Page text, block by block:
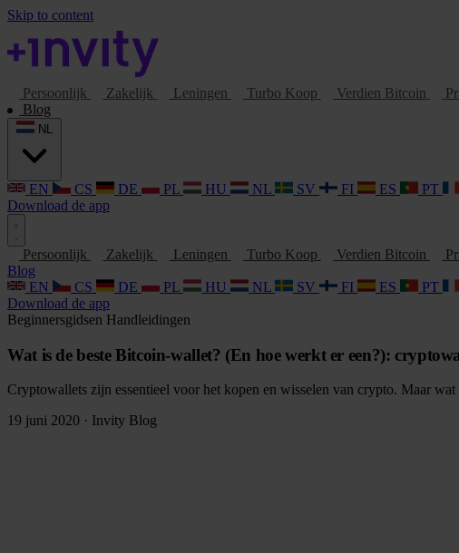
Skip to content
Persoonlijk Zakelijk Leningen Turbo Koop Verdien Bitcoin
Blog
EN CS DE PL HU NL SV FI ES PT
Download de app
Persoonlijk Zakelijk Leningen Turbo Koop Verdien Bitcoin
Blog
EN
CS DE PL HU NL SV FI ES PT
Download de app
Beginnersgidsen Handleidingen
Wat is de beste Bitcoin-wallet? (En hoe werkt er een?):
Cryptowallets zijn essentieel voor het kopen en wisselen van crypto. Maar
19 juni 2020 · Invity Blog